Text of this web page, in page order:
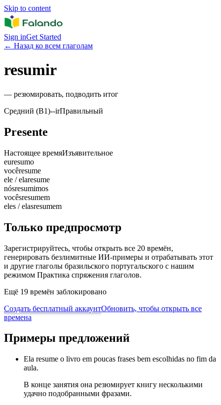
Skip to content
Sign inGet Started
← Назад ко всем глаголам
resumir
— резюмировать, подводить итог
Средний (B1)--irПравильный
Presente
Настоящее времяИзъявительное
euresumo
vocêresume
ele / elaresume
nósresumimos
vocêsresumem
eles / elasresumem
Только предпросмотр
Зарегистрируйтесь, чтобы открыть все 20 времён,
генерировать безлимитные ИИ-примеры и отрабатывать этот
и другие глаголы бразильского португальского с нашим
режимом Практика спряжения глаголов.
Ещё 19 времён заблокировано
Создать бесплатный аккаунтОбновить, чтобы открыть все
времена
Примеры предложений
Ela resume o livro em poucas frases bem escolhidas no fim da
aula.
В конце занятия она резюмирует книгу несколькими
удачно подобранными фразами.